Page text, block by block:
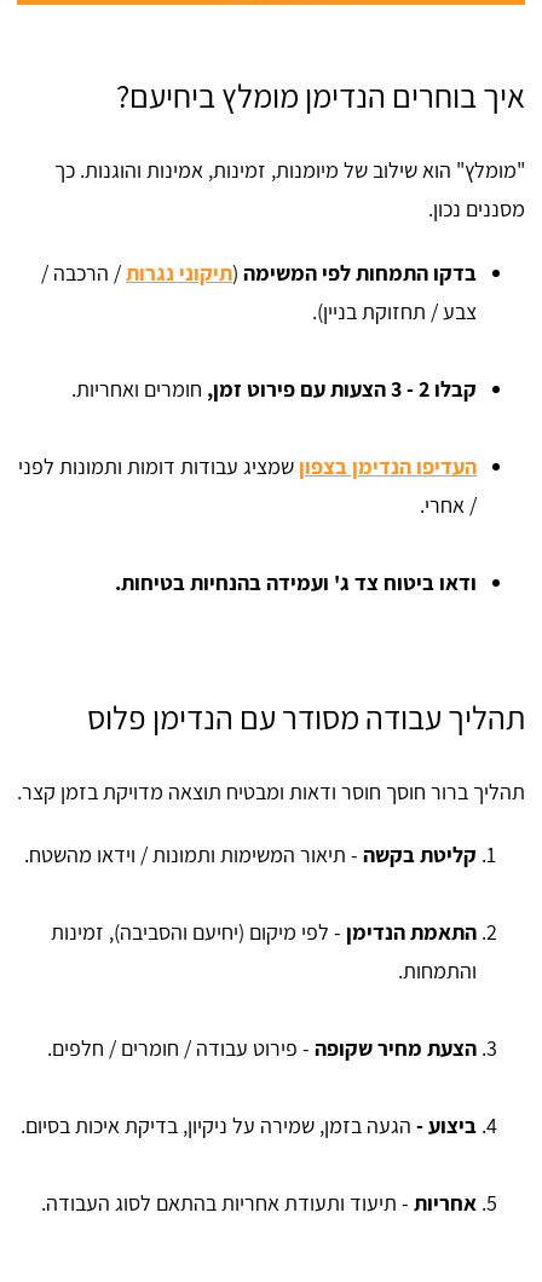
איך בוחרים הנדימן מומלץ ביחיעם?
"מומלץ" הוא שילוב של מיומנות, זמינות, אמינות והוגנות. כך
מסננים נכון.
בדקו התמחות לפי המשימה (תיקוני נגרות/ הרכבה /
צבע / תחזוקת בניין).
קבלו 2 - 3 הצעות עם פירוט זמן, חומרים ואחריות.
העדיפו הנדימן בצפון שמציג עבודות דומות ותמונות לפני
/ אחרי.
ודאו ביטוח צד ג' ועמידה בהנחיות בטיחות.
תהליך עבודה מסודר עם הנדימן פלוס
תהליך ברור חוסך חוסר ודאות ומבטיח תוצאה מדויקת בזמן קצר.
קליטת בקשה - תיאור המשימות ותמונות / וידאו מהשטח.
התאמת הנדימן - לפי מיקום (יחיעם והסביבה), זמינות
והתמחות.
הצעת מחיר שקופה - פירוט עבודה / חומרים / חלפים.
ביצוע - הגעה בזמן, שמירה על ניקיון, בדיקת איכות בסיום.
אחריות - תיעוד ותעודת אחריות בהתאם לסוג העבודה.